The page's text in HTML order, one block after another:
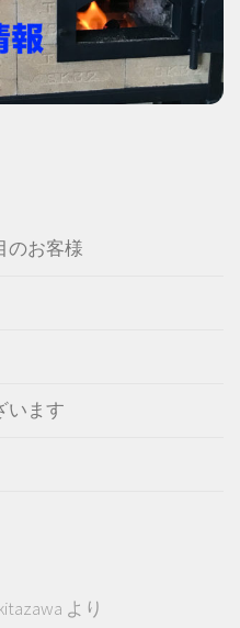
のお客様
います
より